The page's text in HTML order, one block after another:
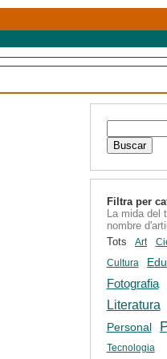
Filtra per
La mida del
nombre
Tots
Art
Cultura
Fotografia
Literatura
Personal
Tecnologia